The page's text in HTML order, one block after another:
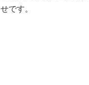
せです。